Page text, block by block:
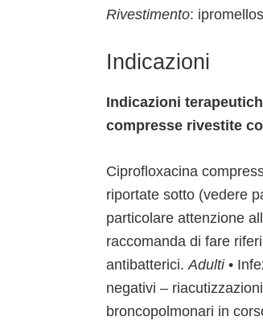
Rivestimento:
Indicazioni
Indicazioni
compresse rivestite
Ciprofloxacina
riportate sotto (vedere
particolare attenzione
raccomanda di fare
antibatterici. Adulti•
negativi –
broncopolmonari in